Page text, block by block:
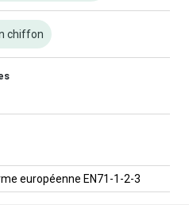
chiffon
européenne EN71-1-2-3